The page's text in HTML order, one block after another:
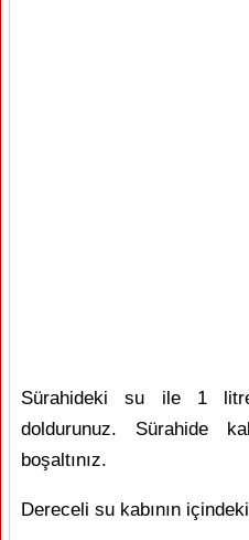
Sürahideki su ile 1
doldurunuz. Sürahide
boşaltınız.
Dereceli su kabının